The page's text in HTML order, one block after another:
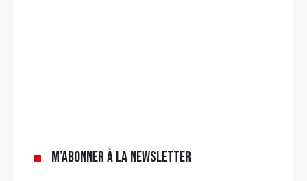
M’abonner à la newsletter